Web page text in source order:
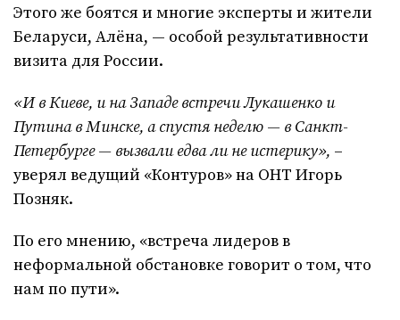
Этого же боятся и многие эксперты и жители
Беларуси, Алёна, — особой результативности
визита для России.
«И в Киеве, и на Западе встречи Лукашенко и
Путина в Минске, а спустя неделю — в Санкт-
Петербурге — вызвали едва ли не истерику», –
уверял ведущий «Контуров» на ОНТ Игорь
Позняк.
По его мнению, «встреча лидеров в
неформальной обстановке говорит о том, что
нам по пути».